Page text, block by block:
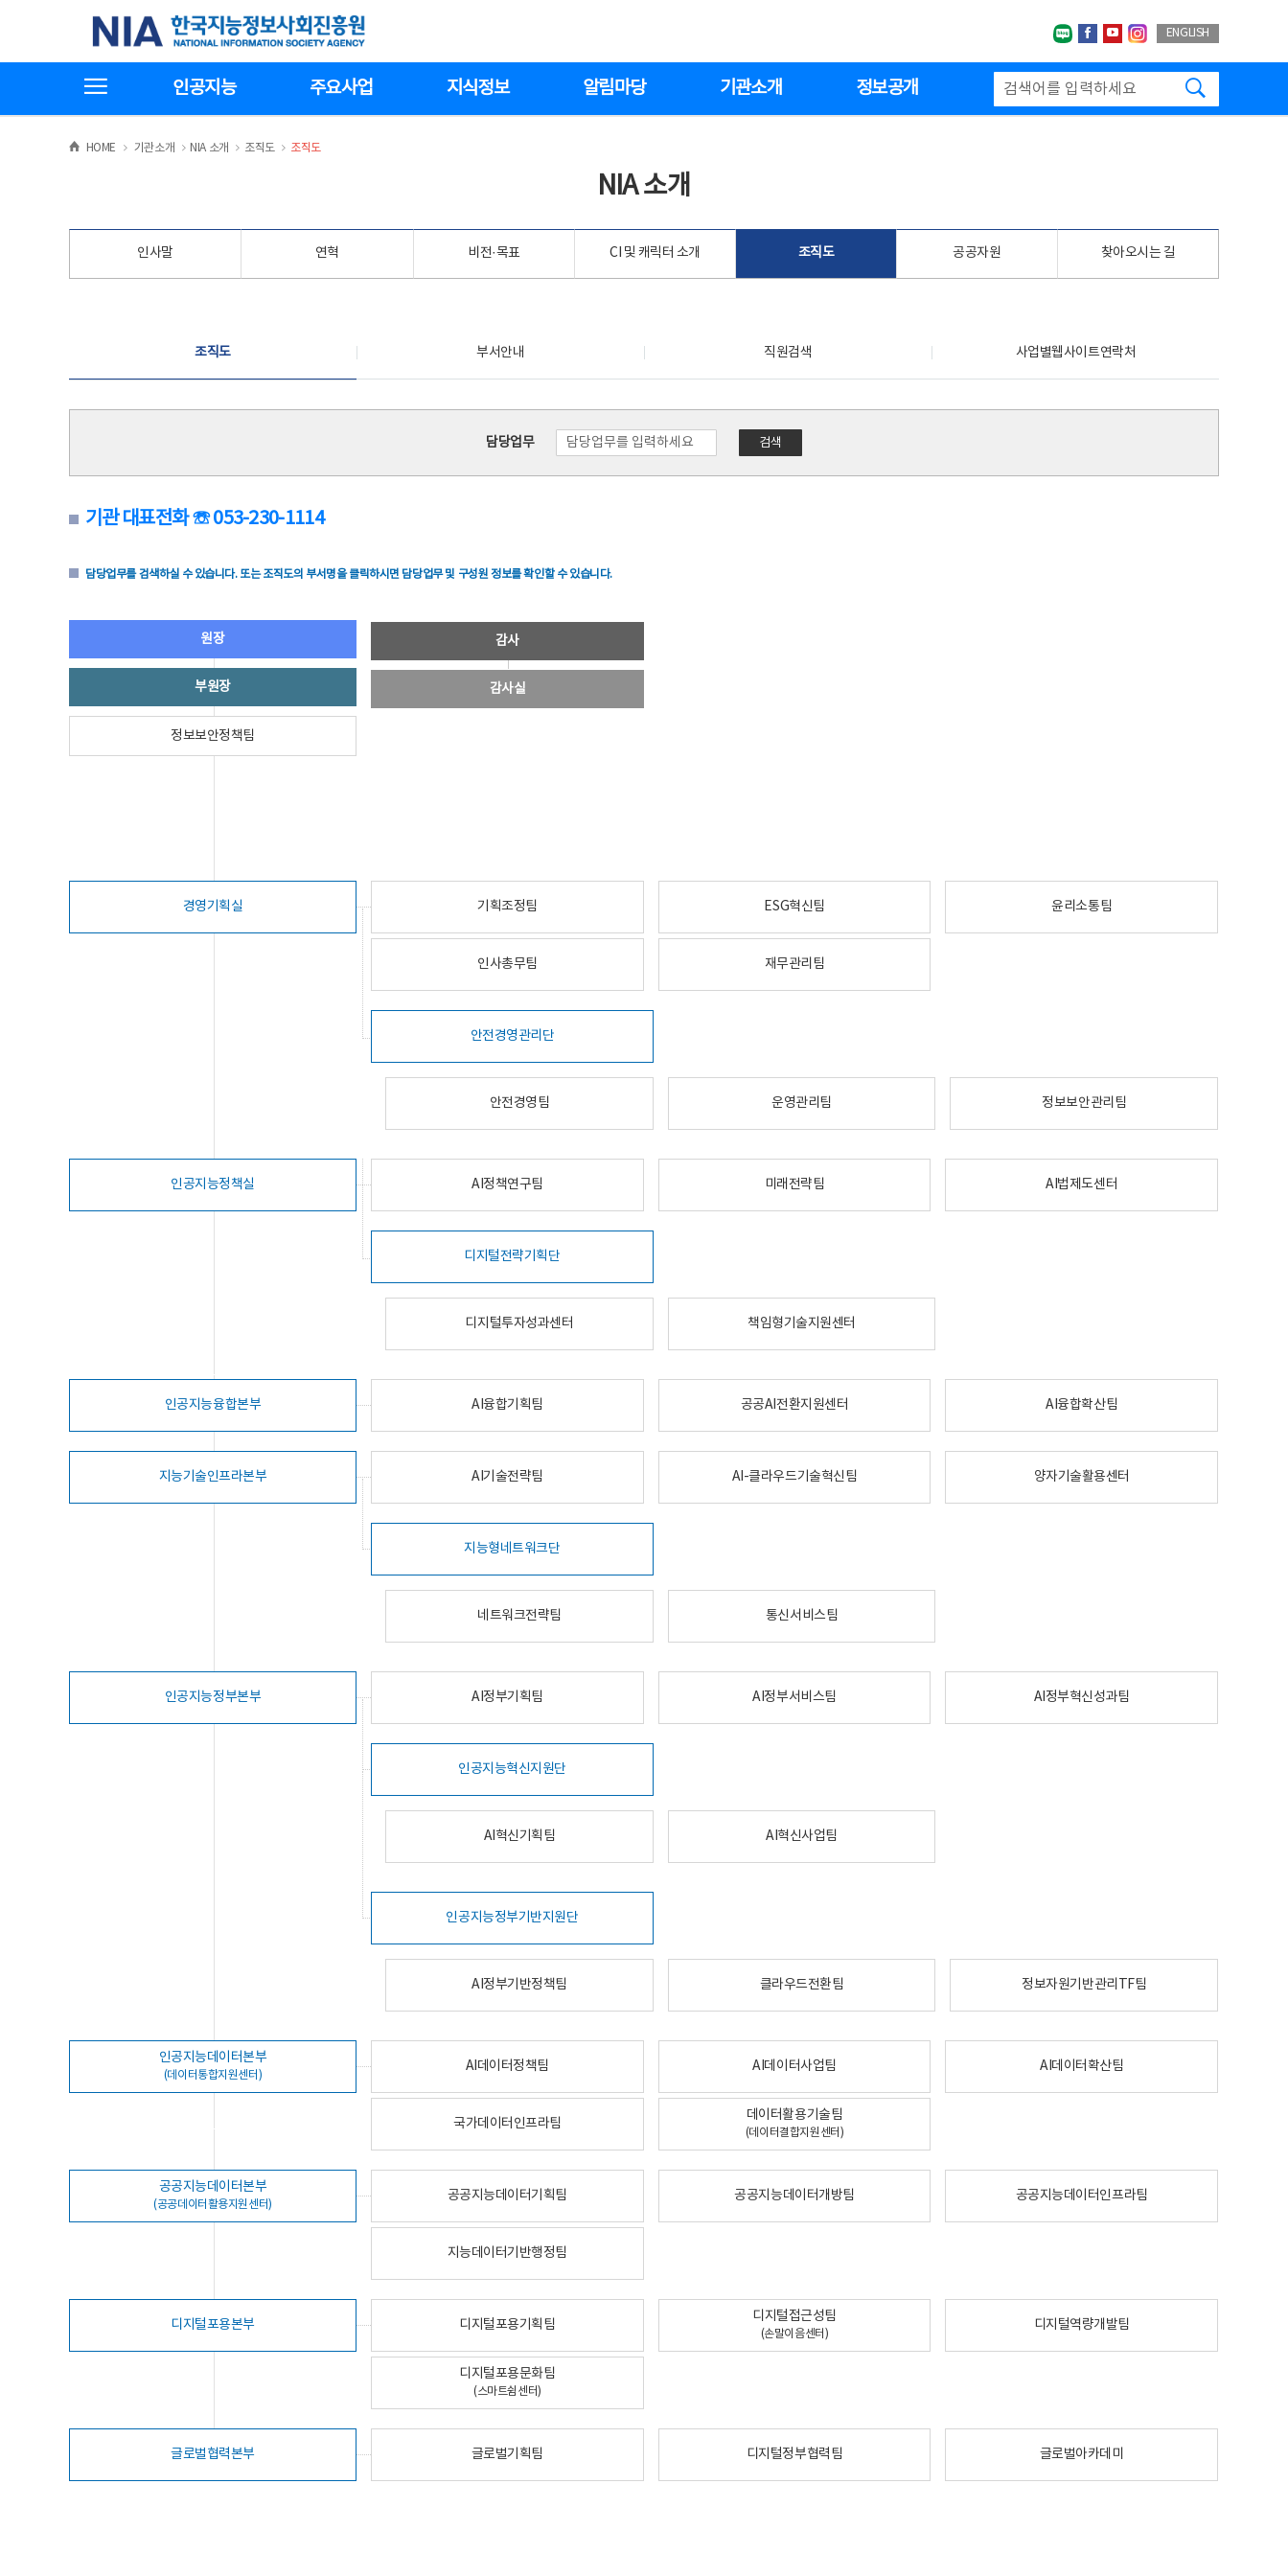
기
한국지능정보사회진흥원
네이버블로그
페이스북
유투브인스타그랩
ENGLISH
인공지능 주요사업 지식정보 알림마당 기관소개 정보공개
HOME >
기관소개 >NIA 소개 >
조직도 >
조직도
NIA 소개
인사말 연혁 비전·목표 CI 및 캐릭터 소개 조직도 공공자원 찾아오시는 길
조직도 부서안내 직원검색 사업별웹사이트연락처
담당업무 검색
기관 대표전화 ☏ 053-230-1114
담당업무를 검색하실 수 있습니다. 또는 조직도의 부서명을 클릭하시면 담당업무 및 구성원 정보를 확인할 수 있습니다.
원장
부원장
정보보안정책팀
감사
감사실
경영기획실 기획조정팀 ESG혁신팀 윤리소통팀
인사총무팀 재무관리팀
안전경영관리단
안전경영팀 운영관리팀 정보보안관리팀
인공지능정책실 AI정책연구팀 미래전략팀 AI법제도센터
디지털전략기획단
디지털투자성과센터 책임형기술지원센터
인공지능융합본부 AI융합기획팀 공공AI전환지원센터 AI융합확산팀
지능기술인프라본부 AI기술전략팀 AI-클라우드기술혁신팀 양자기술활용센터
지능형네트워크단
네트워크전략팀 통신서비스팀
인공지능정부본부 AI정부기획팀 AI정부서비스팀 AI정부혁신성과팀
인공지능혁신지원단
AI혁신기획팀 AI혁신사업팀
인공지능정부기반지원단
AI정부기반정책팀 클라우드전환팀 정보자원기반관리TF팀
인공지능데이터본부
(데이터통합지원센터)
AI데이터정책팀 AI데이터사업팀 AI데이터확산팀
국가데이터인프라팀
데이터활용기술팀
(데이터결합지원센터)
공공지능데이터본부
(공공데이터활용지원센터)
공공지능데이터기획팀 공공지능데이터개방팀 공공지능데이터인프라팀
지능데이터기반행정팀
디지털포용본부 디지털포용기획팀
디지털접근성팀
(손말이음센터)
디지털역량개발팀
디지털포용문화팀
(스마트쉼센터)
글로벌협력본부 글로벌기획팀 디지털정부협력팀 글로벌아카데미